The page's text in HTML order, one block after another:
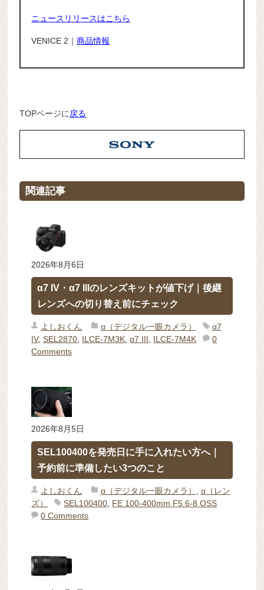
ニュースリリースはこちら
VENICE 2｜商品情報
TOPページに戻る
関連記事
2026年8月6日
α7 IV・α7 IIIのレンズキットが値下げ｜後継
レンズへの切り替え前にチェック
よしおくん α（デジタル一眼カメラ）
α7
IV,SEL2870 ILCE-7M3K ,α7 III ILCE-7M4K
0
Comments
2026年8月5日
SEL100400を発売日に手に入れたい方へ｜
予約前に準備したい3つのこと
よしおくん α（デジタル一眼カメラ）
α（レン
ズ）
SEL100400 FE 100-400mm F5.6-8 OSS
0 Comments